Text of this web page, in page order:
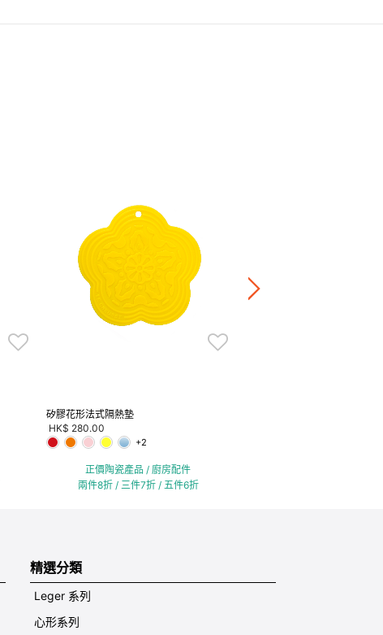
矽膠花形法式隔熱墊
HK$ 280.00
+2
正價陶瓷產品 / 廚房配件
兩件8折 / 三件7折 / 五件6折
精選分類
Leger 系列
心形系列